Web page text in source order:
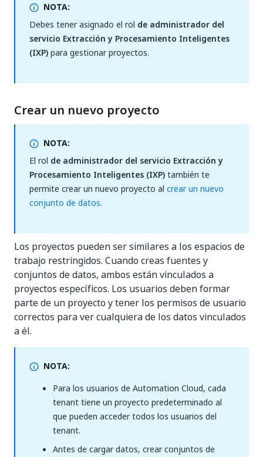
NOTA:
Debes tener asignado el rol de administrador del
servicio Extracción y Procesamiento Inteligentes
(IXP)para gestionar proyectos.
Crear un nuevo proyecto
NOTA:
El rol de administrador del servicio Extracción y
Procesamiento Inteligentes (IXP)también te
permite crear un nuevo proyecto al crear un nuevo
conjunto de datos.
Los proyectos pueden ser similares a los espacios de
trabajo restringidos. Cuando creas fuentes y
conjuntos de datos, ambos están vinculados a
proyectos específicos. Los usuarios deben formar
parte de un proyecto y tener los permisos de usuario
correctos para ver cualquiera de los datos vinculados
a él.
NOTA:
Para los usuarios de Automation Cloud, cada
tenant tiene un proyecto predeterminado al
que pueden acceder todos los usuarios del
tenant.
Antes de cargar datos, crear conjuntos de